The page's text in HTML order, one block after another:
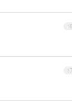
16
17